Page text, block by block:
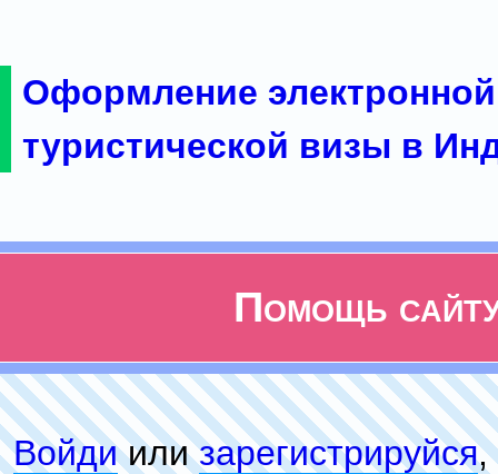
Оформление электронной
туристической визы в
Помощь
Войдиилизарeгиcтpируйся,